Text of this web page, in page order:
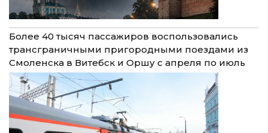
Более 40 тысяч пассажиров воспользовались
трансграничными пригородными поездами из
Смоленска в Витебск и Оршу с апреля по июль